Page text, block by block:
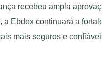
recebeu ampla
Ebdox continuará a
mais seguros e